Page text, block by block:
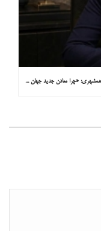
یادداشت ویژه هفته محیط‌زیست دبیر انجمن خدمات اقتصاد چرخشی در همشهری: «چرا معادن جدید جهان زیر زمین نیستند؟»